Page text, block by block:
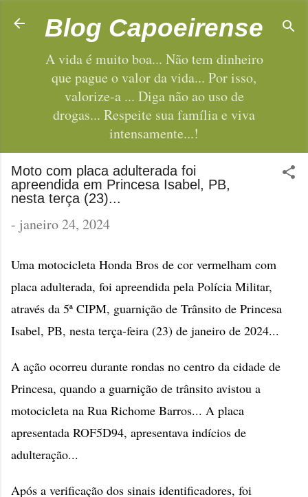
Pular para o conteúdo principal
Blog Capoeirense
A vida é muito boa... Não tem dinheiro
que pague o valor da vida... Por isso,
valorize-a ... Diga não ao uso de
drogas... Respeite sua família e viva
intensamente...!
Moto com placa adulterada foi
apreendida em Princesa Isabel, PB,
nesta terça (23)...
- janeiro 24, 2024
Uma motocicleta Honda Bros de cor vermelham com
placa adulterada, foi apreendida pela Polícia Militar,
através da 5ª CIPM, guarnição de Trânsito de Princesa
Isabel, PB, nesta terça-feira (23) de janeiro de 2024...
A ação ocorreu durante rondas no centro da cidade de
Princesa, quando a guarnição de trânsito avistou a
motocicleta na Rua Richome Barros... A placa
apresentada ROF5D94, apresentava indícios de
adulteração...
Após a verificação dos sinais identificadores, foi